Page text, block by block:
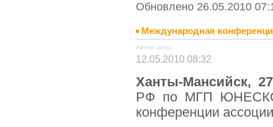
Обновлено 26.05.2010
Международная
Автор: anna
12.05.2010 08:32
Ханты-Мансийск,
РФ по МГП ЮНЕСКО
конференции